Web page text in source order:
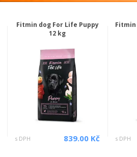
Fitmin dog For Life Puppy
12 kg
s DPH 839.00 Kč s DPH